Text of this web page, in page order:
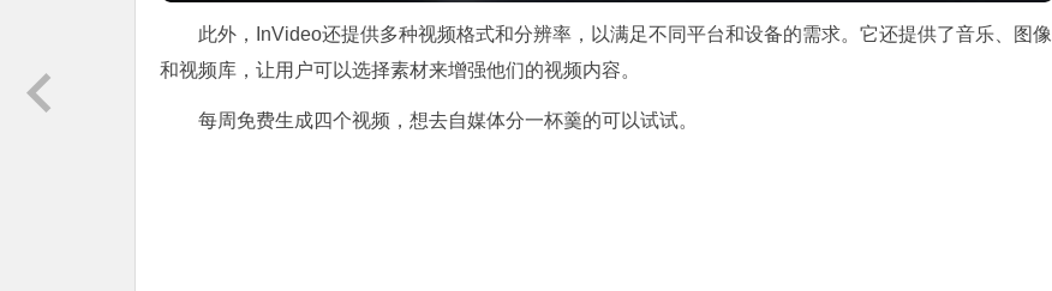
此外，InVideo还提供多种视频格式和分辨率，以满足不同平台和设备的需求。它还提供了音乐、图像
和视频库，让用户可以选择素材来增强他们的视频内容。
每周免费生成四个视频，想去自媒体分一杯羹的可以试试。